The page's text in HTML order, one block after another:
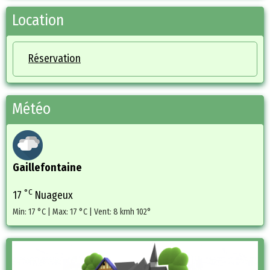
Location
Réservation
Météo
Gaillefontaine
17 °C Nuageux
Min: 17 °C | Max: 17 °C | Vent: 8 kmh 102°